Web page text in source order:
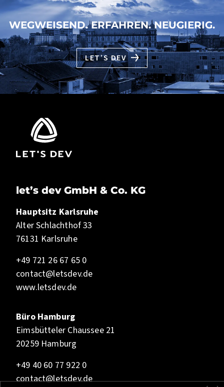
WEGWEISEND. ERFAHREN. NEUGIERIG.
LET’S DEV
let’s dev GmbH & Co. KG
Hauptsitz Karlsruhe
Alter Schlachthof 33
76131 Karlsruhe
+49 721 26 67 65 0
contact@letsdev.de
www.letsdev.de
Büro Hamburg
Eimsbütteler Chaussee 21
20259 Hamburg
+49 40 60 77 922 0
contact@letsdev.de